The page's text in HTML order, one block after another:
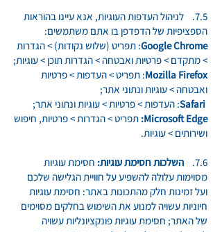
7.5. לניהול העדפות העוגיות, אנא עיינו בהוראות
הספציפיות של הדפדפן בו אתם משתמשים:
Google Chrome: תפריט (שלוש נקודות) > הגדרות
> מתקדם > פרטיות ואבטחה > הגדרות תוכן > עוגיות;
Mozilla Firefox: תפריט > העדפות > פרטיות
ואבטחה > עוגיות ונתוני אתר;
Safari: העדפות > פרטיות > עוגיות ונתוני אתר;
Microsoft Edge: תפריט > הגדרות > פרטיות, חיפוש
ושירותים > עוגיות.
7.6. השלכות חסימת עוגיות: חסימת עוגיות
מסוימות עלולה להשפיע על חוויית הגלישה שלכם
ועל זמינות חלק מהתכונות באתר: חסימת עוגיות
חיוניות עשויה למנוע את השימוש בחלקים מסוימים
של האתר; חסימת עוגיות פונקציונליות עשויה